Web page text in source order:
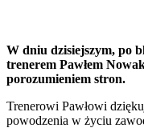
W dniu dzisiejszym, po
trenerem Pawłem
porozumieniem stron.
Trenerowi Pawłowi
powodzenia w życiu